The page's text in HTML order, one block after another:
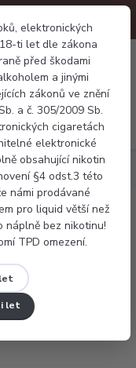
elektronických
ti let dle zákona
před škodami
a jinými
zákonů ve znění
a č. 305/2009 Sb.
cigaretách
elektronické
obsahující nikotin
§4 odst.3 této
námi prodávané
pro liquid větší než
náplně bez nikotinu!
TPD omezení.
let
Menu
0 Kč
Z2